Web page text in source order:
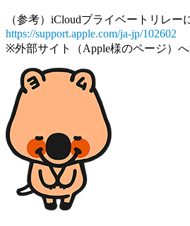
（参考）iCloudプライベートリレー
https://support.apple.com/ja-jp/102602
※外部サイト（Apple様のページ）